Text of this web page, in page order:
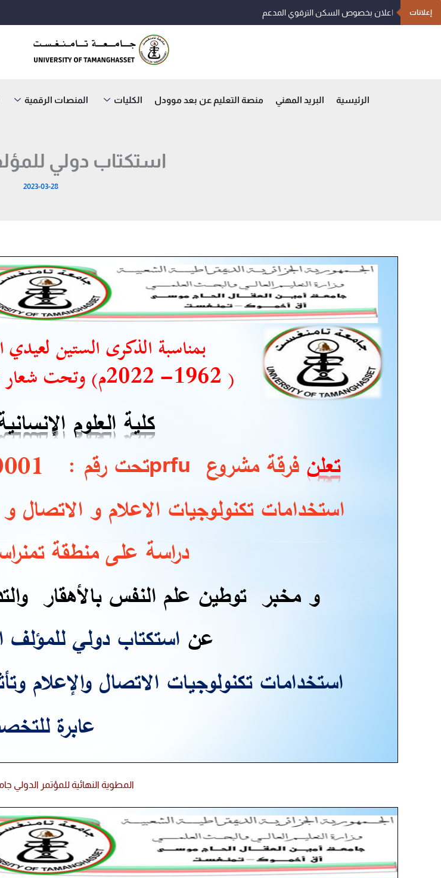
إلى
إعلانات اعلان بخصوص السكن الترقوي المدعم
الرئيسية البريد المهني منصة التعليم عن بعد موودل الكليات المنصات الرقمية
استكتاب دولي
2023-03-28
المطوية النهائية للمؤتمر الدولي